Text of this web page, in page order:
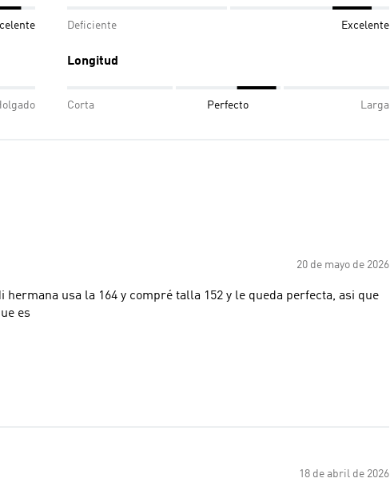
Deficiente Excelente
Longitud
Corta Perfecto Larga
20 de mayo de 2026
usa la 164 y compré talla 152 y le queda perfecta, asi que
es
18 de abril de 2026